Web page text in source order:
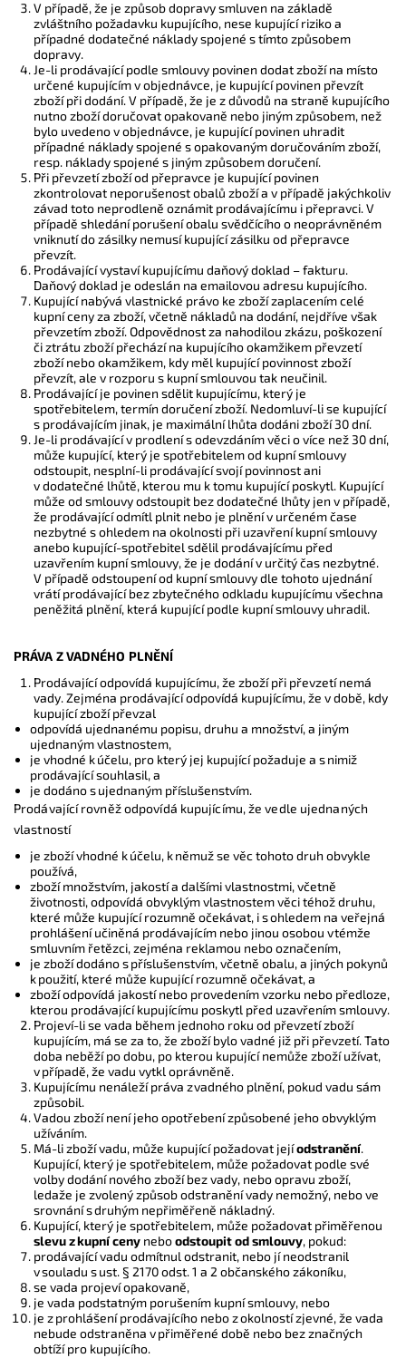
V případě, že je způsob dopravy smluven na základě
zvláštního požadavku kupujícího, nese kupující riziko a
případné dodatečné náklady spojené s tímto způsobem
dopravy.
Je-li prodávající podle smlouvy povinen dodat zboží na místo
určené kupujícím v objednávce, je kupující povinen převzít
zboží při dodání. V případě, že je z důvodů na straně kupujícího
nutno zboží doručovat opakovaně nebo jiným způsobem, než
bylo uvedeno v objednávce, je kupující povinen uhradit
případné náklady spojené s opakovaným doručováním zboží,
resp. náklady spojené s jiným způsobem doručení.
Při převzetí zboží od přepravce je kupující povinen
zkontrolovat neporušenost obalů zboží a v případě jakýchkoliv
závad toto neprodleně oznámit prodávajícímu i přepravci. V
případě shledání porušení obalu svědčícího o neoprávněném
vniknutí do zásilky nemusí kupující zásilku od přepravce
převzít.
Prodávající vystaví kupujícímu daňový doklad – fakturu.
Daňový doklad je odeslán na emailovou adresu kupujícího.
Kupující nabývá vlastnické právo ke zboží zaplacením celé
kupní ceny za zboží, včetně nákladů na dodání, nejdříve však
převzetím zboží. Odpovědnost za nahodilou zkázu, poškození
či ztrátu zboží přechází na kupujícího okamžikem převzetí
zboží nebo okamžikem, kdy měl kupující povinnost zboží
převzít, ale v rozporu s kupní smlouvou tak neučinil.
Prodávající je povinen sdělit kupujícímu, který je
spotřebitelem, termín doručení zboží. Nedomluví-li se kupující
s prodávajícím jinak, je maximální lhůta dodáni zboží 30 dní.
Je-li prodávající v prodlení s odevzdáním věci o více než 30 dní,
může kupující, který je spotřebitelem od kupní smlouvy
odstoupit, nesplní-li prodávající svojí povinnost ani
v dodatečné lhůtě, kterou mu k tomu kupující poskytl. Kupující
může od smlouvy odstoupit bez dodatečné lhůty jen v případě,
že prodávající odmítl plnit nebo je plnění v určeném čase
nezbytné s ohledem na okolnosti při uzavření kupní smlouvy
anebo kupující-spotřebitel sdělil prodávajícímu před
uzavřením kupní smlouvy, že je dodání v určitý čas nezbytné.
V případě odstoupení od kupní smlouvy dle tohoto ujednání
vrátí prodávající bez zbytečného odkladu kupujícímu všechna
peněžitá plnění, která kupující podle kupní smlouvy uhradil.
PRÁVA Z VADNÉHO PLNĚNÍ
Prodávající odpovídá kupujícímu, že zboží při převzetí nemá
vady. Zejména prodávající odpovídá kupujícímu, že v době, kdy
kupující zboží převzal
odpovídá ujednanému popisu, druhu a množství, a jiným
ujednaným vlastnostem,
je vhodné k účelu, pro který jej kupující požaduje a s nimiž
prodávající souhlasil, a
je dodáno s ujednaným příslušenstvím.
Prodávající rovněž odpovídá kupujícímu, že vedle ujednaných
vlastností
je zboží vhodné k účelu, k němuž se věc tohoto druh obvykle
používá,
zboží množstvím, jakostí a dalšími vlastnostmi, včetně
životnosti, odpovídá obvyklým vlastnostem věci téhož druhu,
které může kupující rozumně očekávat, i s ohledem na veřejná
prohlášení učiněná prodávajícím nebo jinou osobou v témže
smluvním řetězci, zejména reklamou nebo označením,
je zboží dodáno s příslušenstvím, včetně obalu, a jiných pokynů
k použití, které může kupující rozumně očekávat, a
zboží odpovídá jakostí nebo provedením vzorku nebo předloze,
kterou prodávající kupujícímu poskytl před uzavřením smlouvy.
Projeví-li se vada během jednoho roku od převzetí zboží
kupujícím, má se za to, že zboží bylo vadné již při převzetí. Tato
doba neběží po dobu, po kterou kupující nemůže zboží užívat,
v případě, že vadu vytkl oprávněně.
Kupujícímu nenáleží práva z vadného plnění, pokud vadu sám
způsobil.
Vadou zboží není jeho opotřebení způsobené jeho obvyklým
užíváním.
Má-li zboží vadu, může kupující požadovat jejíodstranění.
Kupující, který je spotřebitelem, může požadovat podle své
volby dodání nového zboží bez vady, nebo opravu zboží,
ledaže je zvolený způsob odstranění vady nemožný, nebo ve
srovnání s druhým nepřiměřeně nákladný.
Kupující, který je spotřebitelem, může požadovat přiměřenou
slevu z kupní ceny neboodstoupit od smlouvy, pokud:
prodávající vadu odmítnul odstranit, nebo jí neodstranil
v souladu s ust. § 2170 odst. 1 a 2 občanského zákoníku,
se vada projeví opakovaně,
je vada podstatným porušením kupní smlouvy, nebo
je z prohlášení prodávajícího nebo z okolností zjevné, že vada
nebude odstraněna v přiměřené době nebo bez značných
obtíží pro kupujícího.